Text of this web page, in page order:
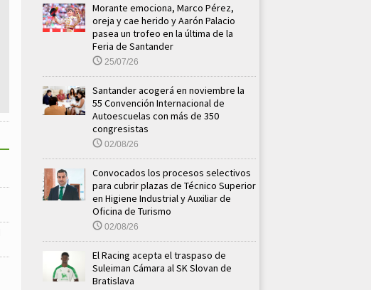
Morante emociona, Marco Pérez,
oreja y cae herido y Aarón Palacio
pasea un trofeo en la última de la
Feria de Santander
25/07/26
Santander acogerá en noviembre la
55 Convención Internacional de
Autoescuelas con más de 350
congresistas
02/08/26
Convocados los procesos selectivos
para cubrir plazas de Técnico Superior
en Higiene Industrial y Auxiliar de
Oficina de Turismo
02/08/26
El Racing acepta el traspaso de
Suleiman Cámara al SK Slovan de
Bratislava